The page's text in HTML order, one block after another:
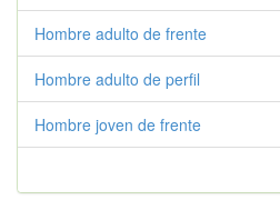
Hombre adulto de frente
Hombre adulto de perfil
Hombre joven de frente